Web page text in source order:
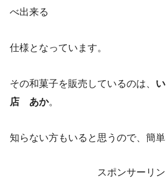
べ出来る
仕様となっています。
その和菓子を販売しているのは、
店 あか。
知らない方もいると思うので、簡単
スポンサーリン